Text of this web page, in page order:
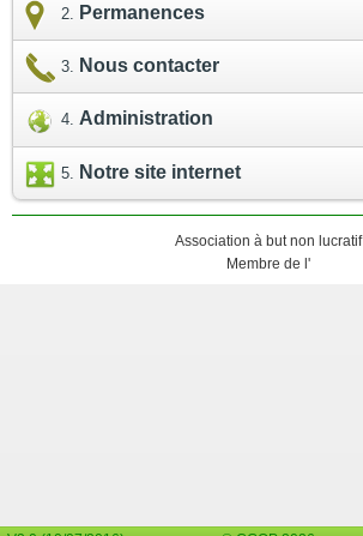
Permanences
Nous contacter
Administration
Notre site internet
Association à but non lucratif
Membre de l'